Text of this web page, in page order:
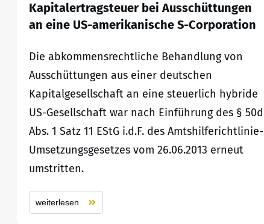
Kapitalertragsteuer bei Ausschüttungen
an eine US-amerikanische S-Corporation
Die abkommensrechtliche Behandlung von
Ausschüttungen aus einer deutschen
Kapitalgesellschaft an eine steuerlich hybride
US-Gesellschaft war nach Einführung des § 50d
Abs. 1 Satz 11 EStG i.d.F. des Amtshilferichtlinie-
Umsetzungsgesetzes vom 26.06.2013 erneut
umstritten.
weiterlesen